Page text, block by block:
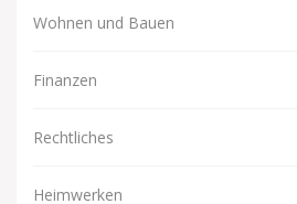
Wohnen und Bauen
Finanzen
Rechtliches
Heimwerken